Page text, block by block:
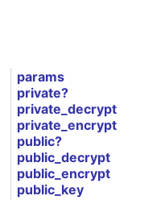
params
private?
private_decrypt
private_encrypt
public?
public_decrypt
public_encrypt
public_key